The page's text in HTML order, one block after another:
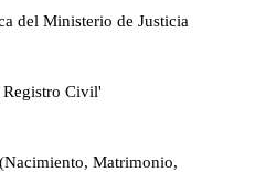
del Ministerio de Justicia
Registro Civil'
Matrimonio,